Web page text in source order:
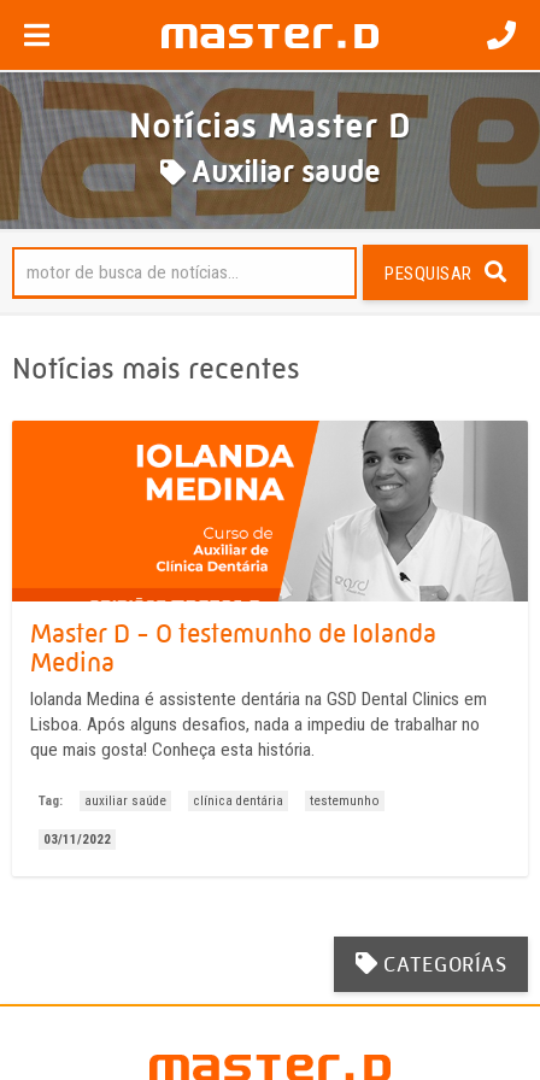
Notícias Master D
Auxiliar saude
PESQUISAR
Notícias mais recentes
Master D - O testemunho de Iolanda
Medina
Iolanda Medina é assistente dentária na GSD Dental Clinics em
Lisboa. Após alguns desafios, nada a impediu de trabalhar no
que mais gosta! Conheça esta história.
Tag: auxiliar saúde clínica dentária testemunho
03/11/2022
CATEGORÍAS